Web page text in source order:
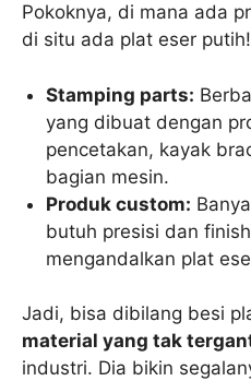
Pokoknya, di mana ada
di situ ada plat eser putih!
Stamping parts:
yang dibuat dengan
pencetakan, kayak
bagian mesin.
Produk custom:
butuh presisi dan
mengandalkan plat
Jadi, bisa dibilang besi
material yang tak
industri. Dia bikin